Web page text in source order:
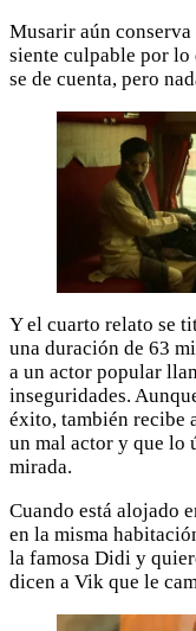
Musarir aún
siente culpable por
se de cuenta, pero
Y el cuarto relato se
una duración de 63
a un actor popular
inseguridades.
éxito, también recibe
un mal actor y que lo
mirada.
Cuando está alojado
en la misma
la famosa Didi y
dicen a Vik que le